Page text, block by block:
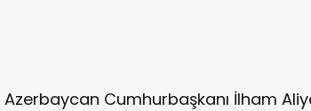
Azerbaycan Cumhurbaşkanı İlham